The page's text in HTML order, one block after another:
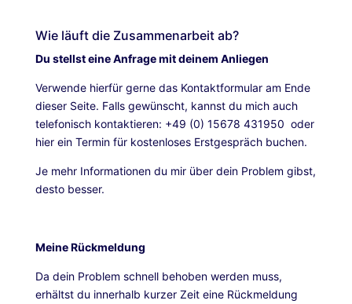
Wie läuft die Zusammenarbeit ab?
Du stellst eine Anfrage mit deinem Anliegen
Verwende hierfür gerne das Kontaktformular am Ende
dieser Seite. Falls gewünscht, kannst du mich auch
telefonisch kontaktieren: +49 (0) 15678 431950 oder
hier ein Termin für kostenloses Erstgespräch buchen.
Je mehr Informationen du mir über dein Problem gibst,
desto besser.
Meine Rückmeldung
Da dein Problem schnell behoben werden muss,
erhältst du innerhalb kurzer Zeit eine Rückmeldung